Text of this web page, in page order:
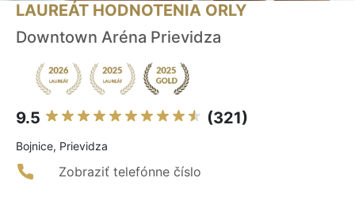
LAUREÁT HODNOTENIA ORLY
Downtown Aréna Prievidza
9.5 (321)
Bojnice, Prievidza
Zobraziť telefónne číslo